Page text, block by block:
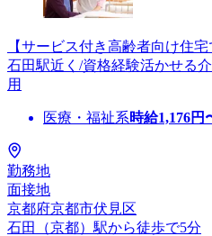
【サービス付き高齢者向け住
石田駅近く/資格経験活かせる
用
医療・福祉系時給1,176円
勤務地
面接地
京都府京都市伏見区
石田（京都）駅から徒歩で5分